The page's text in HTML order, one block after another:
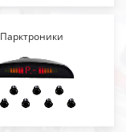
Парктроники